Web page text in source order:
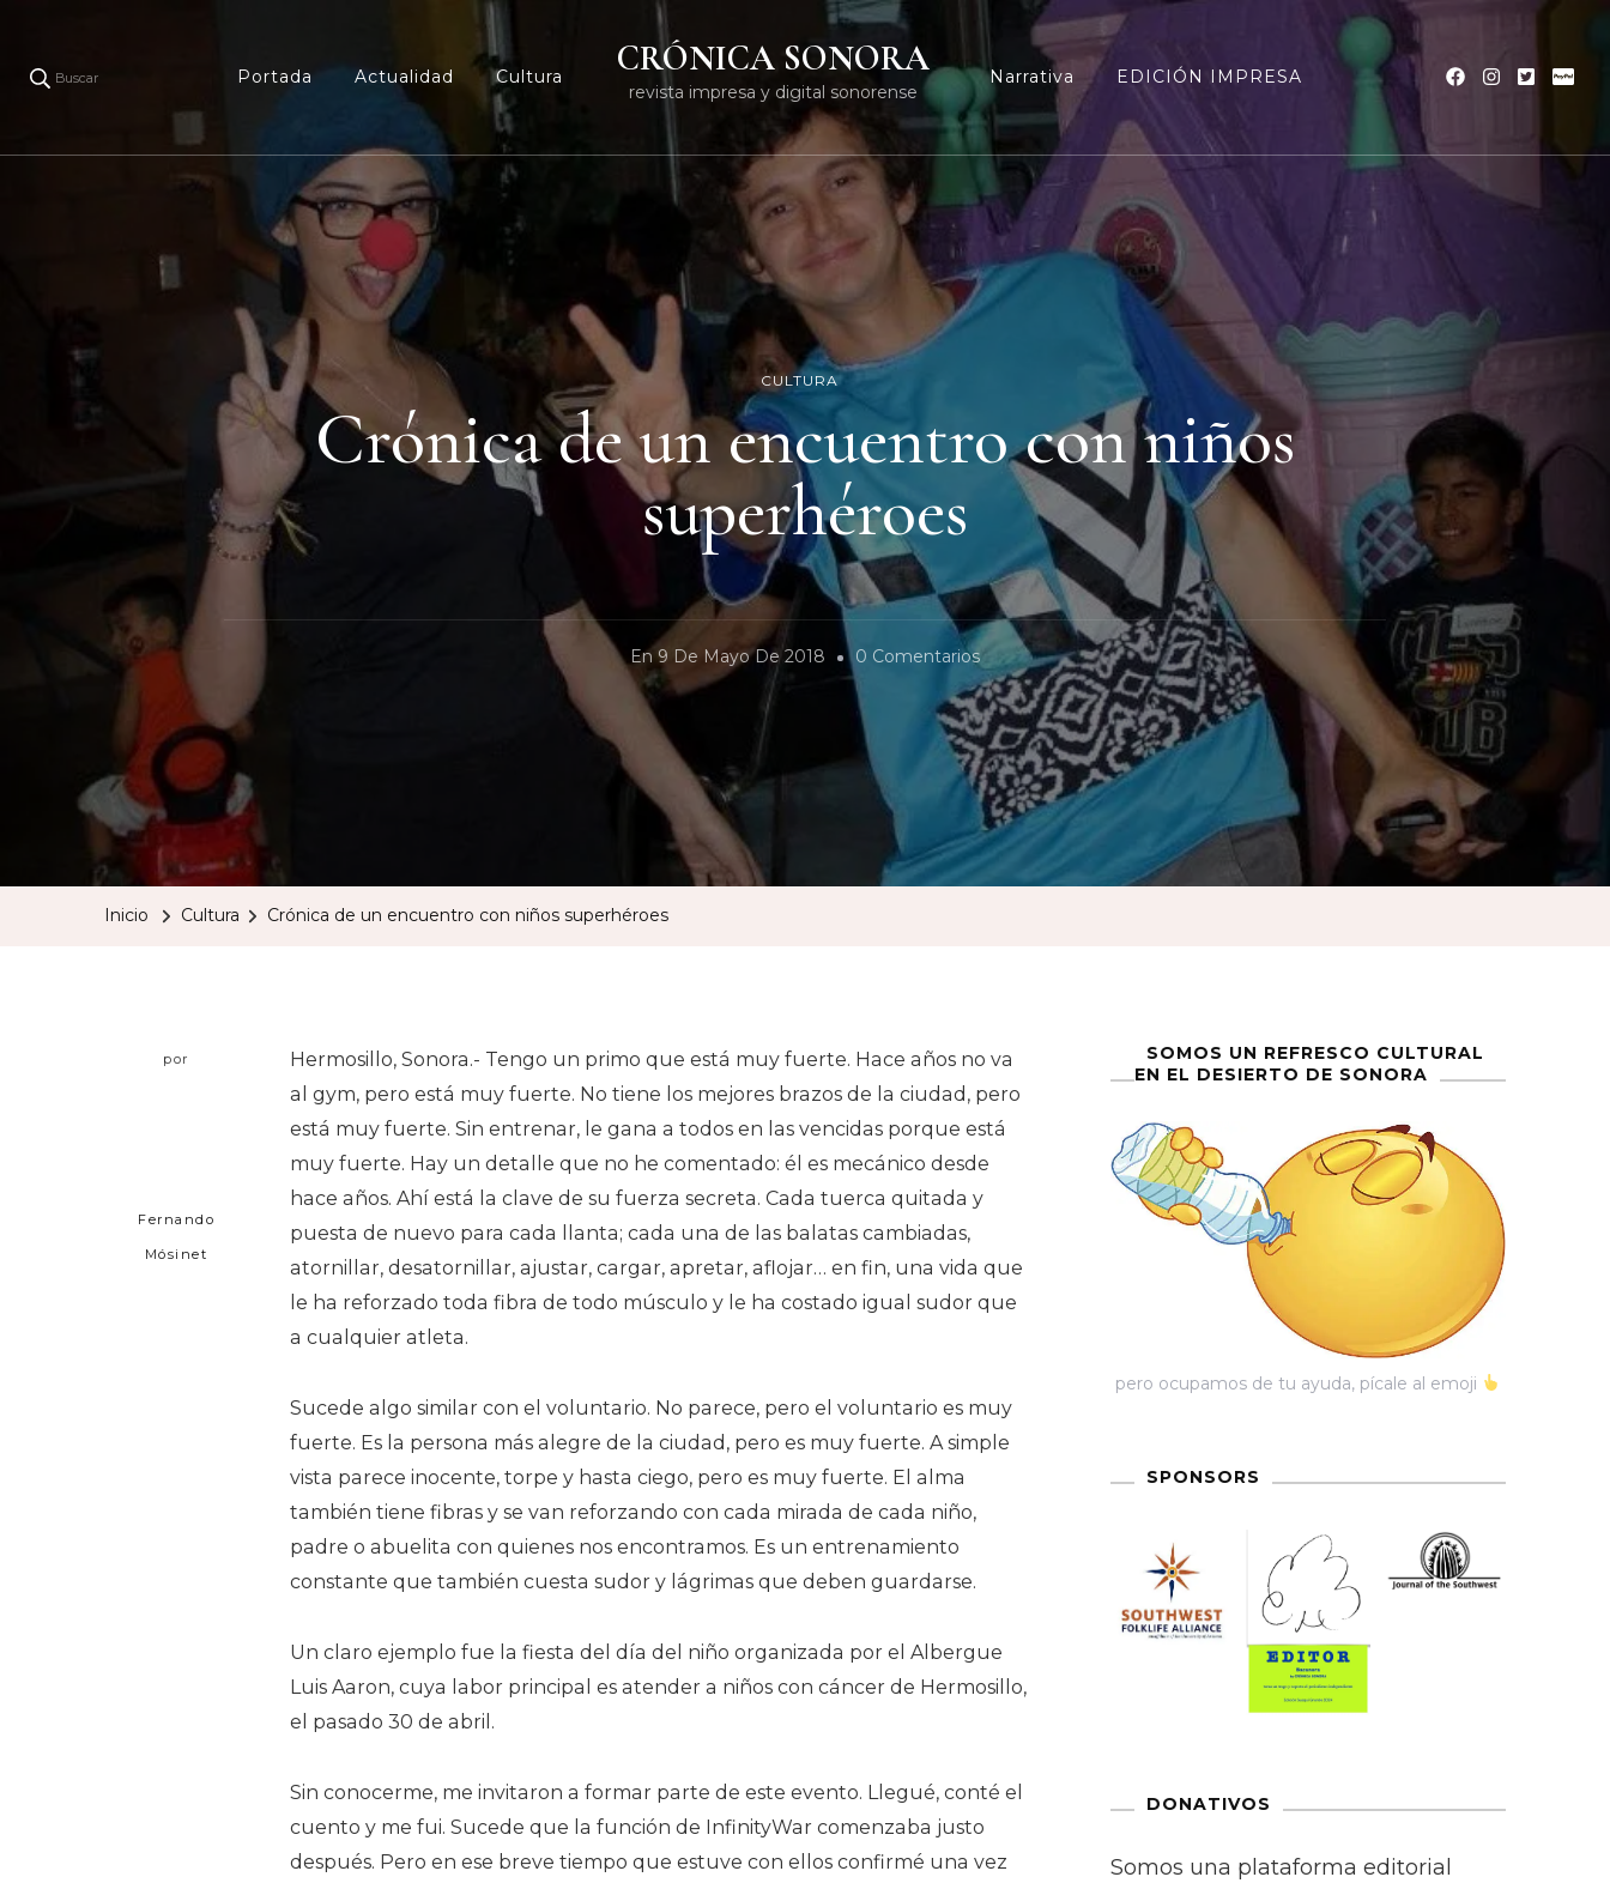
Buscar Portada Actualidad Cultura CRÓNICA SONORA
revista impresa y digital sonorense
Narrativa EDICIÓN IMPRESA
CULTURA
Crónica de un encuentro con niños
superhéroes
En 9 De Mayo De 2018 0 ComentariosEn
Crónica
De
Un
Encuentro
Con
Inicio Cultura Crónica de un encuentro con niños superhéroes
por
Fernando
Mósinet
Hermosillo, Sonora.- Tengo un primo que está muy fuerte. Hace años no va
al gym, pero está muy fuerte. No tiene los mejores brazos de la ciudad, pero
está muy fuerte. Sin entrenar, le gana a todos en las vencidas porque está
muy fuerte. Hay un detalle que no he comentado: él es mecánico desde
hace años. Ahí está la clave de su fuerza secreta. Cada tuerca quitada y
puesta de nuevo para cada llanta; cada una de las balatas cambiadas,
atornillar, desatornillar, ajustar, cargar, apretar, aflojar… en fin, una vida que
le ha reforzado toda fibra de todo músculo y le ha costado igual sudor que
a cualquier atleta.
Sucede algo similar con el voluntario. No parece, pero el voluntario es muy
fuerte. Es la persona más alegre de la ciudad, pero es muy fuerte. A simple
vista parece inocente, torpe y hasta ciego, pero es muy fuerte. El alma
también tiene fibras y se van reforzando con cada mirada de cada niño,
padre o abuelita con quienes nos encontramos. Es un entrenamiento
constante que también cuesta sudor y lágrimas que deben guardarse.
Un claro ejemplo fue la fiesta del día del niño organizada por el Albergue
Luis Aaron, cuya labor principal es atender a niños con cáncer de Hermosillo,
el pasado 30 de abril.
Sin conocerme, me invitaron a formar parte de este evento. Llegué, conté el
cuento y me fui. Sucede que la función de InfinityWar comenzaba justo
después. Pero en ese breve tiempo que estuve con ellos confirmé una vez
SOMOS UN REFRESCO CULTURAL
EN EL DESIERTO DE SONORA
pero ocupamos de tu ayuda, pícale al emoji
SPONSORS
DONATIVOS
Somos una plataforma editorial